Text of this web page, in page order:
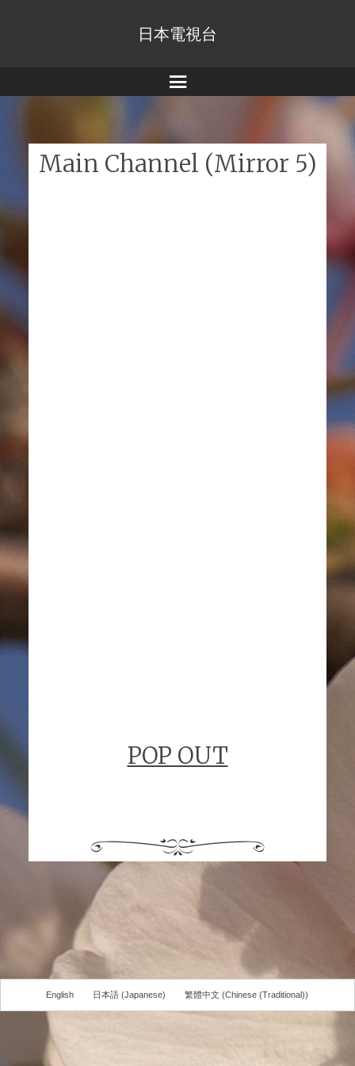
日本電視台
Menu
Main Channel (Mirror 5)
POP OUT
English 日本語 (Japanese) 繁體中文 (Chinese (Traditional))